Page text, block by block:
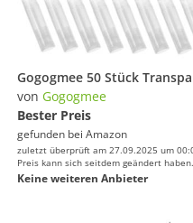
von Gogogmee
Bester Preis
gefunden bei Amazon
zuletzt überprüft am 27.09.2025 um
Preis kann sich seitdem geändert haben.
Keine weiteren Anbieter